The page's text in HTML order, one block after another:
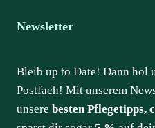
Newsletter
Bleib up to Date! Dann hol
Postfach! Mit unserem
unsere besten Pflegetipps,